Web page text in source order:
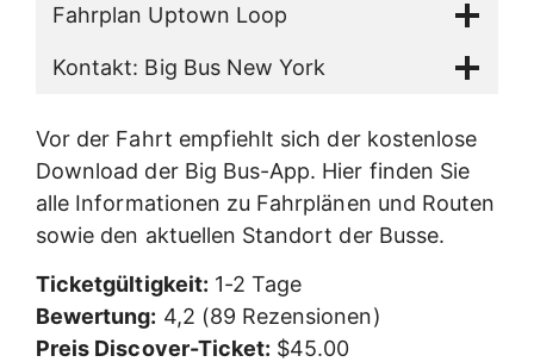
Fahrplan Uptown Loop
Kontakt: Big Bus New York
Vor der Fahrt empfiehlt sich der kostenlose
Download der Big Bus-App. Hier finden Sie
alle Informationen zu Fahrplänen und Routen
sowie den aktuellen Standort der Busse.
Ticketgültigkeit: 1-2 Tage
Bewertung: 4,2 (89 Rezensionen)
Preis Discover-Ticket: $45.00